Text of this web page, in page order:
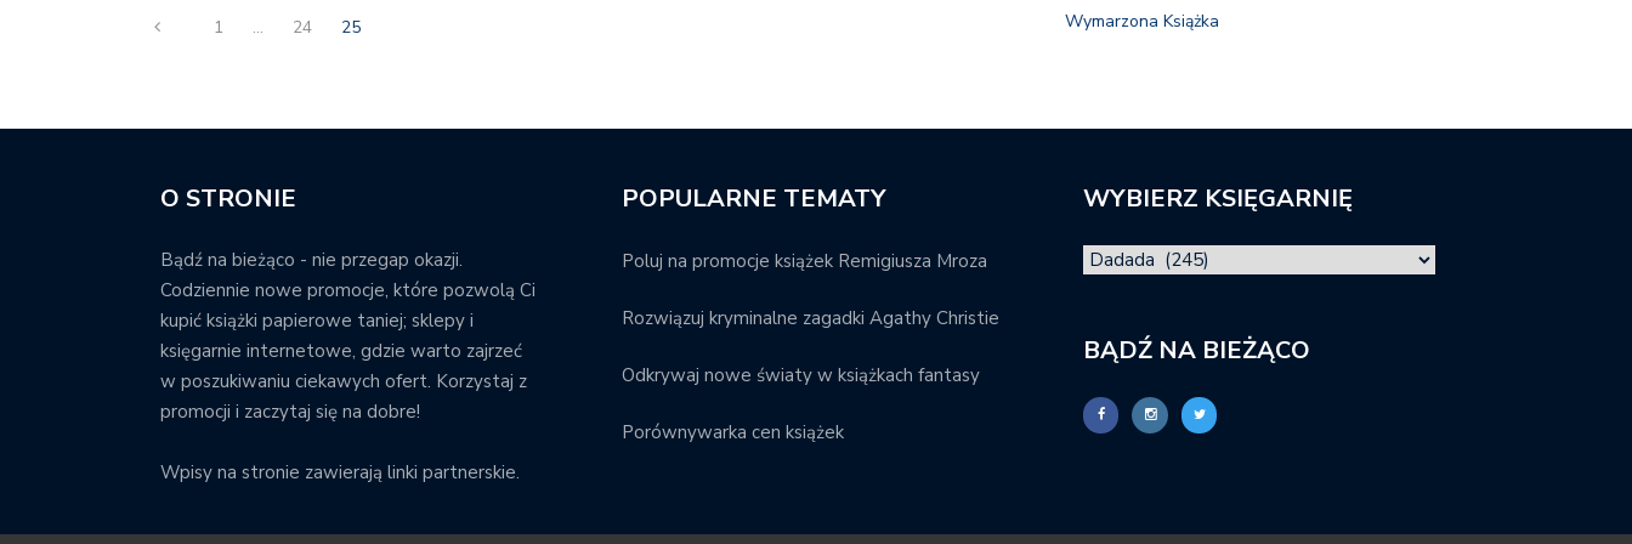
1 … 24 25
Wymarzona Książka
O STRONIE
Bądź na bieżąco - nie przegap okazji.
Codziennie nowe promocje, które pozwolą Ci
kupić książki papierowe taniej; sklepy i
księgarnie internetowe, gdzie warto zajrzeć
w poszukiwaniu ciekawych ofert. Korzystaj z
promocji i zaczytaj się na dobre!
Wpisy na stronie zawierają linki partnerskie.
POPULARNE TEMATY
Poluj na promocje książek Remigiusza Mroza
Rozwiązuj kryminalne zagadki Agathy Christie
Odkrywaj nowe światy w książkach fantasy
Porównywarka cen książek
WYBIERZ KSIĘGARNIĘ
BĄDŹ NA BIEŻĄCO